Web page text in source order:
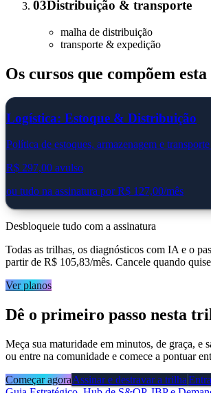
03Distribuição & transporte
malha de distribuição
transporte & expedição
Os cursos que compõem
Logística: Estoque & Distribuição
Política de estoques, armazenagem e
R$ 297,00 avulso
ou tudo na assinatura porR$ 127,00/mês
Desbloqueie tudo com a assinatura
Todas as trilhas, os diagnósticos com IA e o
partir de R$ 105,83/mês. Cancele quando
Ver planos
Dê o primeiro passo nesta
Meça sua maturidade em minutos, de graça, e
ou entre na comunidade e comece a pontuar
Começar agoraAssinar e destravar a trilha